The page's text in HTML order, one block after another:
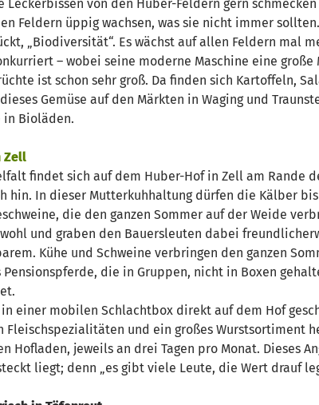
Leckerbissen von den Huber-Feldern gern
Feldern üppig wachsen, was sie nicht immer
„Biodiversität“. Es wächst auf allen Feldern
– wobei seine moderne Maschine eine große
ist schon sehr groß. Da finden sich Kartoffeln,
Gemüse auf den Märkten in Waging und
in Bioläden.
Zell
findet sich auf dem Huber-Hof in Zell am Rande
hin. In dieser Mutterkuhhaltung dürfen die Kälber
die den ganzen Sommer auf der Weide
und graben den Bauersleuten dabei
Kühe und Schweine verbringen den ganzen
die in Gruppen, nicht in Boxen
in einer mobilen Schlachtbox direkt auf dem Hof
Fleischspezialitäten und ein großes Wurstsortiment
Hofladen, jeweils an drei Tagen pro Monat. Dieses
liegt; denn „es gibt viele Leute, die Wert drauf